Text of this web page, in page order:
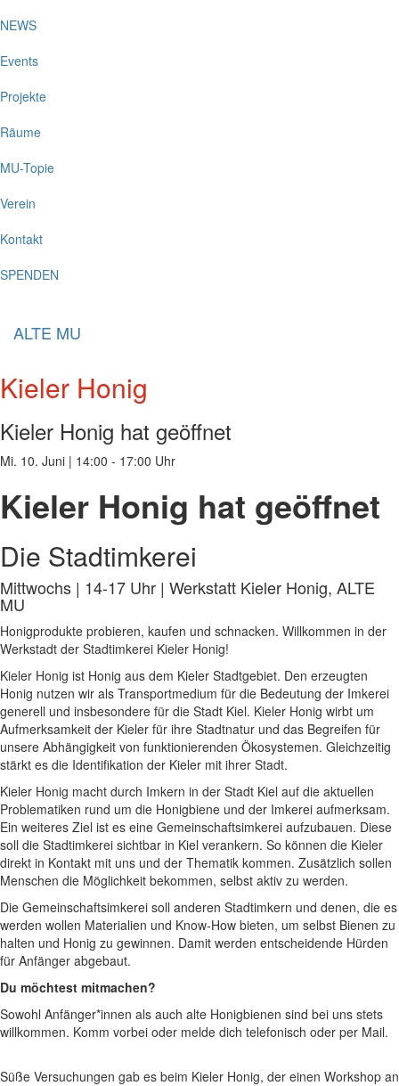
NEWS
Events
Projekte
Räume
MU-Topie
Verein
Kontakt
SPENDEN
ALTE MU
Kieler Honig
Kieler Honig hat geöffnet
Mi. 10. Juni | 14:00 - 17:00 Uhr
Kieler Honig hat geöffnet
Die Stadtimkerei
Mittwochs | 14-17 Uhr | Werkstatt Kieler Honig, ALTE
MU
Honigprodukte probieren, kaufen und schnacken. Willkommen in der
Werkstadt der Stadtimkerei Kieler Honig!
Kieler Honig ist Honig aus dem Kieler Stadtgebiet. Den erzeugten
Honig nutzen wir als Transportmedium für die Bedeutung der Imkerei
generell und insbesondere für die Stadt Kiel. Kieler Honig wirbt um
Aufmerksamkeit der Kieler für ihre Stadtnatur und das Begreifen für
unsere Abhängigkeit von funktionierenden Ökosystemen. Gleichzeitig
stärkt es die Identifikation der Kieler mit ihrer Stadt.
Kieler Honig macht durch Imkern in der Stadt Kiel auf die aktuellen
Problematiken rund um die Honigbiene und der Imkerei aufmerksam.
Ein weiteres Ziel ist es eine Gemeinschaftsimkerei aufzubauen. Diese
soll die Stadtimkerei sichtbar in Kiel verankern. So können die Kieler
direkt in Kontakt mit uns und der Thematik kommen. Zusätzlich sollen
Menschen die Möglichkeit bekommen, selbst aktiv zu werden.
Die Gemeinschaftsimkerei soll anderen Stadtimkern und denen, die es
werden wollen Materialien und Know-How bieten, um selbst Bienen zu
halten und Honig zu gewinnen. Damit werden entscheidende Hürden
für Anfänger abgebaut.
Du möchtest mitmachen?
Sowohl Anfänger*innen als auch alte Honigbienen sind bei uns stets
willkommen. Komm vorbei oder melde dich telefonisch oder per Mail.
Süße Versuchungen gab es beim Kieler Honig, der einen Workshop